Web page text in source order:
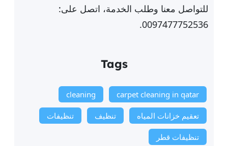
للتواصل معنا وطلب الخدمة، اتصل على:
0097477752536.
Tags
carpet cleaning in qatar
cleaning
تعقيم خزانات المياه تنظيف تنظيفات
تنظيفات قطر